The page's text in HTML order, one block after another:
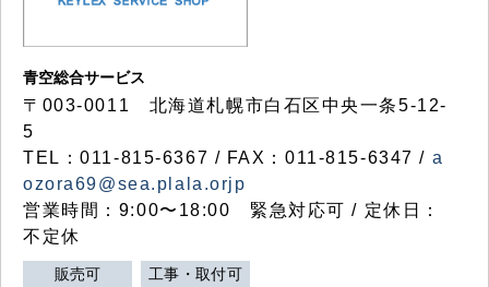
青空総合サービス
〒003-0011 北海道札幌市白石区中央一条5-12-
5
TEL：011-815-6367 / FAX：011-815-6347 / a
ozora69@sea.plala.orjp
営業時間：9:00〜18:00 緊急対応可 / 定休日：
不定休
販売可 工事・取付可